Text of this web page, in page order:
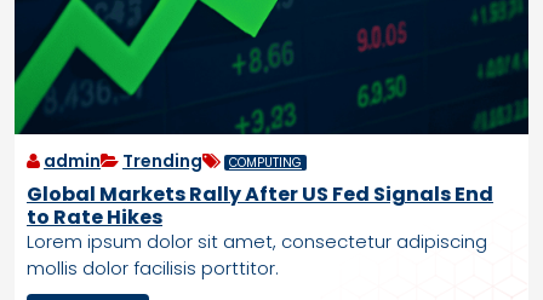
t
h
M
n
’
s
S
o
u
admin Trending COMPUTING
Global Markets Rally After US Fed Signals End
to Rate Hikes
Lorem ipsum dolor sit amet, consectetur adipiscing
mollis dolor facilisis porttitor.